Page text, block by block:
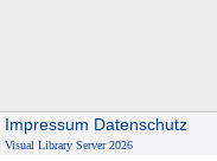
Impressum Datenschutz
Visual Library Server 2026